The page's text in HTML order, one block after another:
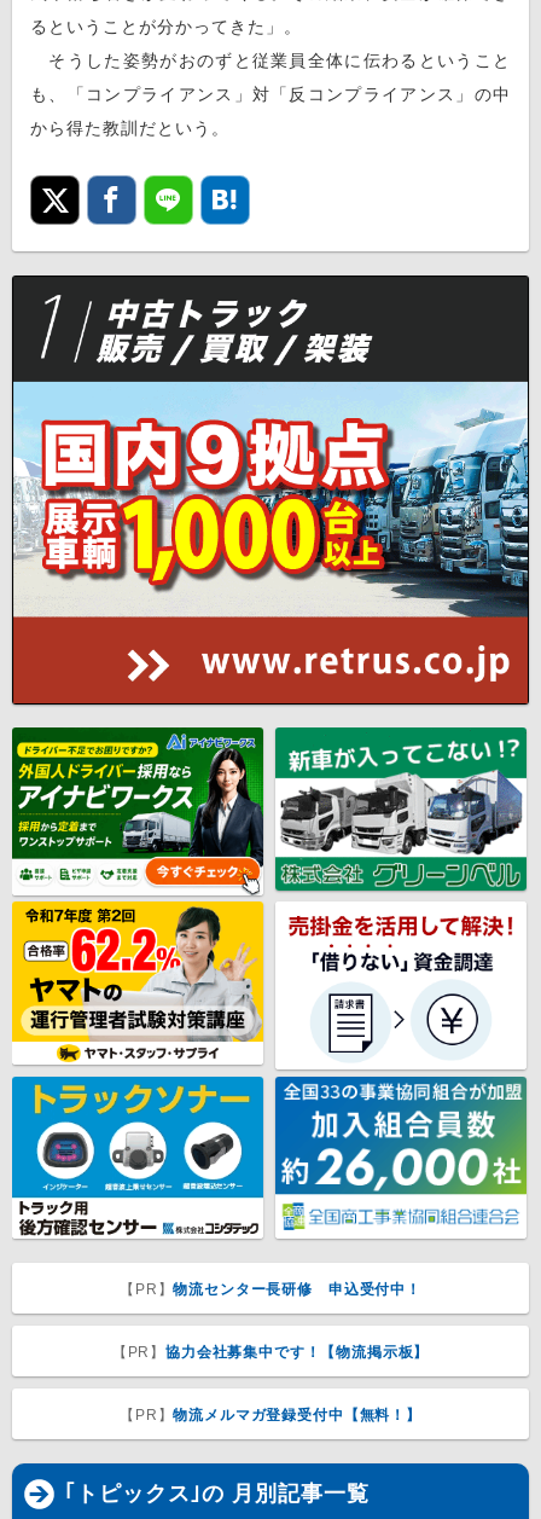
るということが分かってきた」。
そうした姿勢がおのずと従業員全体に伝わるということ
も、「コンプライアンス」対「反コンプライアンス」の中
から得た教訓だという。
【PR】物流センター長研修 申込受付中！
【PR】協力会社募集中です！【物流掲示板】
【PR】物流メルマガ登録受付中【無料！】
｢トピックス｣の 月別記事一覧